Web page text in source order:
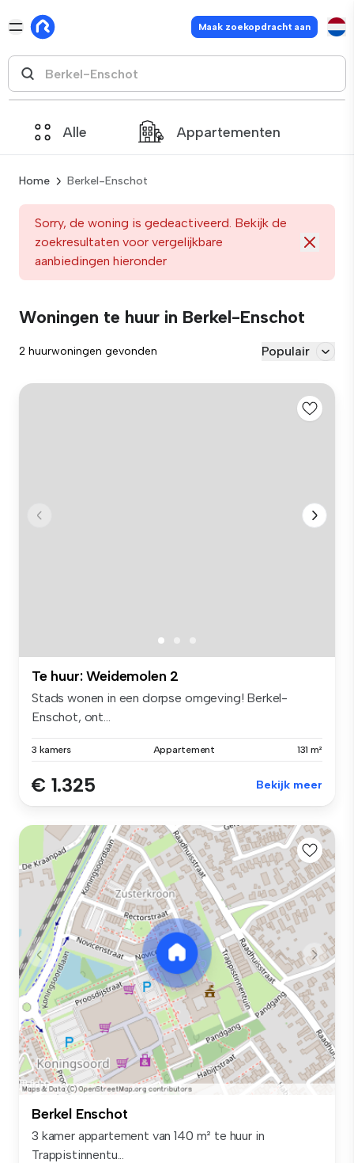
Maak zoekopdracht aan
Alle Appartementen
Home Berkel-Enschot
Sorry, de woning is gedeactiveerd. Bekijk de
zoekresultaten voor vergelijkbare
aanbiedingen hieronder
Woningen te huur in Berkel-Enschot
2 huurwoningen gevonden Populair
Te huur: Weidemolen 2
Stads wonen in een dorpse omgeving! Berkel-
Enschot, ont...
3 kamers Appartement 131 m²
€ 1.325 Bekijk meer
Berkel Enschot
3 kamer appartement van 140 m² te huur in
Trappistinnentu...